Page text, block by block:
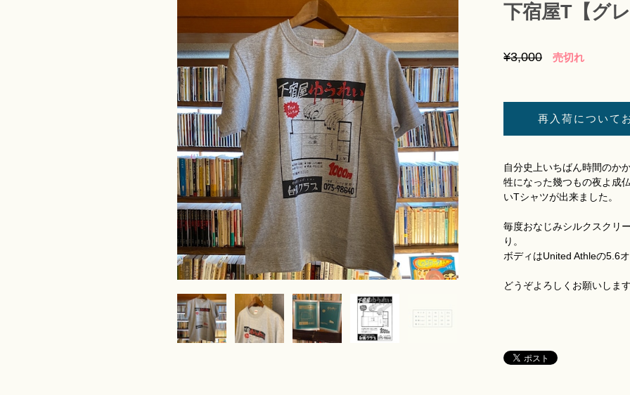
下宿屋T【グレ
¥3,000 売切れ
再入荷について
自分史上いちばん時間のか
牲になった幾つもの夜よ成
いTシャツが出来ました。
毎度おなじみシルクスクリ
り。
ボディはUnited Athleの5.6オ
どうぞよろしくお願いします